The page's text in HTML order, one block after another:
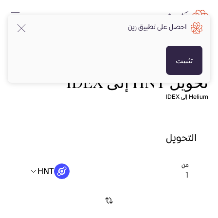
تحويل HNT إلى IDEX
Helium إلى IDEX
التحويل
من HNT
احصل على تطبيق رين
تثبيت